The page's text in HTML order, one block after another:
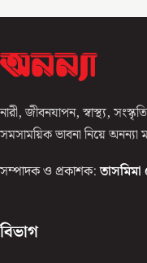
নারী, জীবনযাপন, স্বাস্থ্য,
সমসাময়িক ভাবনা নিয়ে অনন্যা
সম্পাদক ও প্রকাশক:
বিভাগ